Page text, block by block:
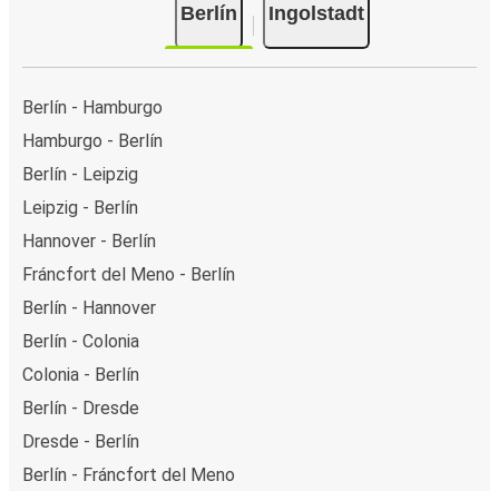
Berlín Ingolstadt
Berlín - Hamburgo
Hamburgo - Berlín
Berlín - Leipzig
Leipzig - Berlín
Hannover - Berlín
Fráncfort del Meno - Berlín
Berlín - Hannover
Berlín - Colonia
Colonia - Berlín
Berlín - Dresde
Dresde - Berlín
Berlín - Fráncfort del Meno